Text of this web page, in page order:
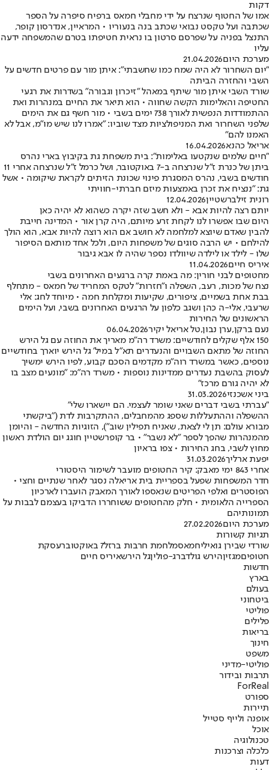
דקות
אמו של החטוף שנרצח על ידי מחבלי חמאס ברפיח סיפרה על הספר
שכתבה ועל טקסט נבואי שכתב בנה בנעוריו • המראיין, אנדרסון קופר,
התנצל בפניה על שפרסם סרטון בו נראית חטיפתו בטרם שהמשפחה ידעה
עליו
מערכת היום21.04.2026
"יום השחרור לא היה שמח כמו שחשבתי": איתן מור עם פרטים חדשים על
השבי והחזרה הביתה
שורד השבי איתן מור שיתף במאהל "זיכרון וגבורה" בשדרות את רגעי
החטיפה והאלימות הקשה שחווה • הוא תיאר את החיים במנהרות ואת
ההתמודדות הנפשית לאורך 738 ימים בשבי • מור חשף גם את הימים
שלפני השחרור ואת המניפולציות מצד שוביו: "אמרו לנו שיש מו"מ, אבל לא
האמנו להם"
אריאל כהנא16.04.2026
"חיים שלמים שנקטעו באלימות": בית משפחת גת בקיבוץ בארי נהרס
ביתן של כנרת ז"ל שנרצחה ב-7 באוקטובר, ושל כרמל ז"ל שנרצחה אחרי 11
חודשים בשבי, נהרס המסגרת פינוי שכונת הזיתים לקראת שיקומה • אשל
גת: "ננציח את זכרן באמצעות מיזם חברתי-חוויתי
רונית זילברשטיין12.04.2026
יותם רצה להיות אבא - ולא חשב שזה יקרה כשהוא לא יהיה כאן
היום שבו אפשרו לנו לקחת זרע מיותם, היה קרן אור • המדינה חייבת
להבין שאדם שיוצא למלחמה לא חושב אם הוא רוצה להיות אבא, הוא הולך
להילחם • יש הרבה סוגים של משפחות היום, ולכל אחד מותאם הסיפור
שלו - לילד או לילדה שיוולדו נספר שהיה לו אבא גיבור
איריס חיים11.04.2026
מחטופים לבני חורין: מה באמת קרה ברגעים האחרונים בשבי
נצח של מכות, רעב, השפלה ו"חזרות" לטקס המחריד של חמאס - מתחלף
בבת אחת בשמיים, ציפורים, שקיעות ומקלחת חמה • מיוחד לחג: אלי
שרעבי, אלי-ה כהן ושגב כלפון על הרגעים האחרונים בשבי, ועל הימים
הראשונים של החירות
נעם ברקן,ערן נבון,טל אריאל יקיר06.04.2026
150 אלף שקלים לחודשיים: משרד רה"מ מאריך את החוזה עם גל הירש
החוזה של מתאם השבויים והנעדרים תא"ל במיל' גל הירש יוארך בחודשיים
נוספים, כאשר במשרד רוה״מ מקדמים הסכם קבוע, לפיו הירש ימשיך
לעסוק בהשבת נעדרים ממדינות נוספות • משרד רה"מ: "מונעים מצב בו
לא יהיה גורם מרכז"
ביני אשכנזי31.03.2026
"עברתי בשבי דברים שאני שומר לעצמי. הם יישארו שלי"
ההשפלה וההתעללות שספג מהמחבלים, ההתקרבות לדת ("ביקשתי
מבורא עולם: תן לי לצאת, שאניח תפילין שוב"), הזוגיות החדשה - והיומן
מהמנהרות שהפך לספר "לא נשבר" • בר קופרשטיין חוגג יום הולדת ראשון
מחוץ לשבי, בחג החירות • צפו בראיון
יפעת ארליך31.03.2026
אחרי 843 ימי מאבק: קיר החטופים מועבר לשימור היסטורי
חדר המשפחות שפעל בספריית בית אריאלה נסגר לאחר שנתיים וחצי •
הפוסטרים ואלפי הפריטים שנאספו לאורך המאבק הועברו לארכיון
הספרייה הלאומית • חלק מהחטופים ששוחררו הדביקו בעצמם לבבות על
תמונותיהם
מערכת היום27.02.2026
תגיות קשורות
שורדי שבירן גואיליחמאסמלחמת חרבות ברזל7 באוקטובר
עסקת
חטופיםמגזיןהירש גולדברג-פוליןגל הירשאיריס חיים
חדשות
בארץ
בעולם
ביטחוני
פוליטי
פלילים
בריאות
חינוך
משפט
פוליטי-מדיני
תרבות ובידור
ForReal
ספורט
תיירות
אופנה ולייף סטייל
אוכל
טכנולוגיה
כלכלה וצרכנות
דעות